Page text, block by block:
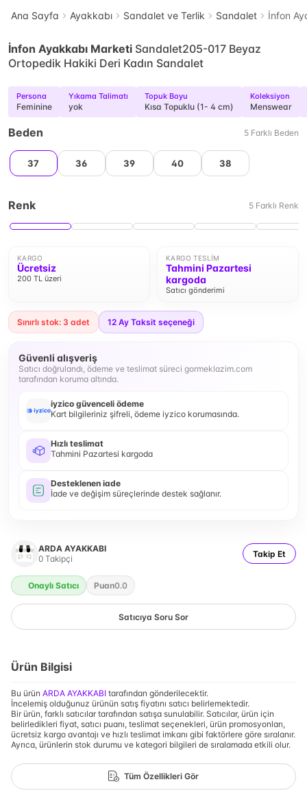
Ana Sayfa Ayakkabı Sandalet ve Terlik Sandalet İnfon
İnfon Ayakkabı Marketi Sandalet205-017 Beyaz
Ortopedik Hakiki Deri Kadın Sandalet
Persona
Feminine
Yıkama Talimatı
yok
Topuk Boyu
Kısa Topuklu (1- 4 cm)
Koleksiyon
Menswear
Beden 5 Farklı Beden
37 36 39 40 38
Renk 5 Farklı Renk
KARGO
Ücretsiz
200 TL üzeri
KARGO TESLIM
Tahmini Pazartesi
kargoda
Satıcı gönderimi
Sınırlı stok: 3 adet 12 Ay Taksit seçeneği
Güvenli alışveriş
Satıcı doğrulandı, ödeme ve teslimat süreci gormeklazim.com
tarafından koruma altında.
iyzico güvenceli ödeme
Kart bilgileriniz şifreli, ödeme iyzico korumasında.
Hızlı teslimat
Tahmini Pazartesi kargoda
Desteklenen iade
İade ve değişim süreçlerinde destek sağlanır.
ARDA AYAKKABI
0 Takipçi Takip Et
Onaylı Satıcı Puan0.0
Satıcıya Soru Sor
Ürün Bilgisi
Bu ürün ARDA AYAKKABI tarafından gönderilecektir.
İncelemiş olduğunuz ürünün satış fiyatını satıcı belirlemektedir.
Bir ürün, farklı satıcılar tarafından satışa sunulabilir. Satıcılar, ürün için
belirledikleri fiyat, satıcı puanı, teslimat seçenekleri, ürün promosyonları,
ücretsiz kargo avantajı ve hızlı teslimat imkanı gibi faktörlere göre sıralanır.
Ayrıca, ürünlerin stok durumu ve kategori bilgileri de sıralamada etkili olur.
Tüm Özellikleri Gör